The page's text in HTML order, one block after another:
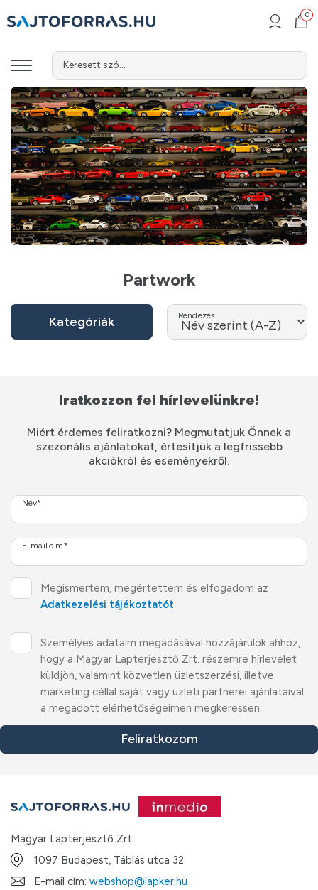
Keresett szó...
0
Partwork
Kategóriák Rendezés
Iratkozzon fel hírlevelünkre!
Miért érdemes feliratkozni? Megmutatjuk Önnek a
szezonális ajánlatokat, értesítjük a legfrissebb
akciókról és eseményekről.
Név*
E-mail cím*
Feliratkozom
Megismertem, megértettem és elfogadom az
Adatkezelési tájékoztatót.
Személyes adataim megadásával hozzájárulok ahhoz,
hogy a Magyar Lapterjesztő Zrt. részemre hírlevelet
küldjön, valamint közvetlen üzletszerzési, illetve
marketing céllal saját vagy üzleti partnerei ajánlataival
a megadott elérhetőségeimen megkeressen.
Magyar Lapterjesztő Zrt.
1097 Budapest, Táblás utca 32.
E-mail cím: webshop@lapker.hu